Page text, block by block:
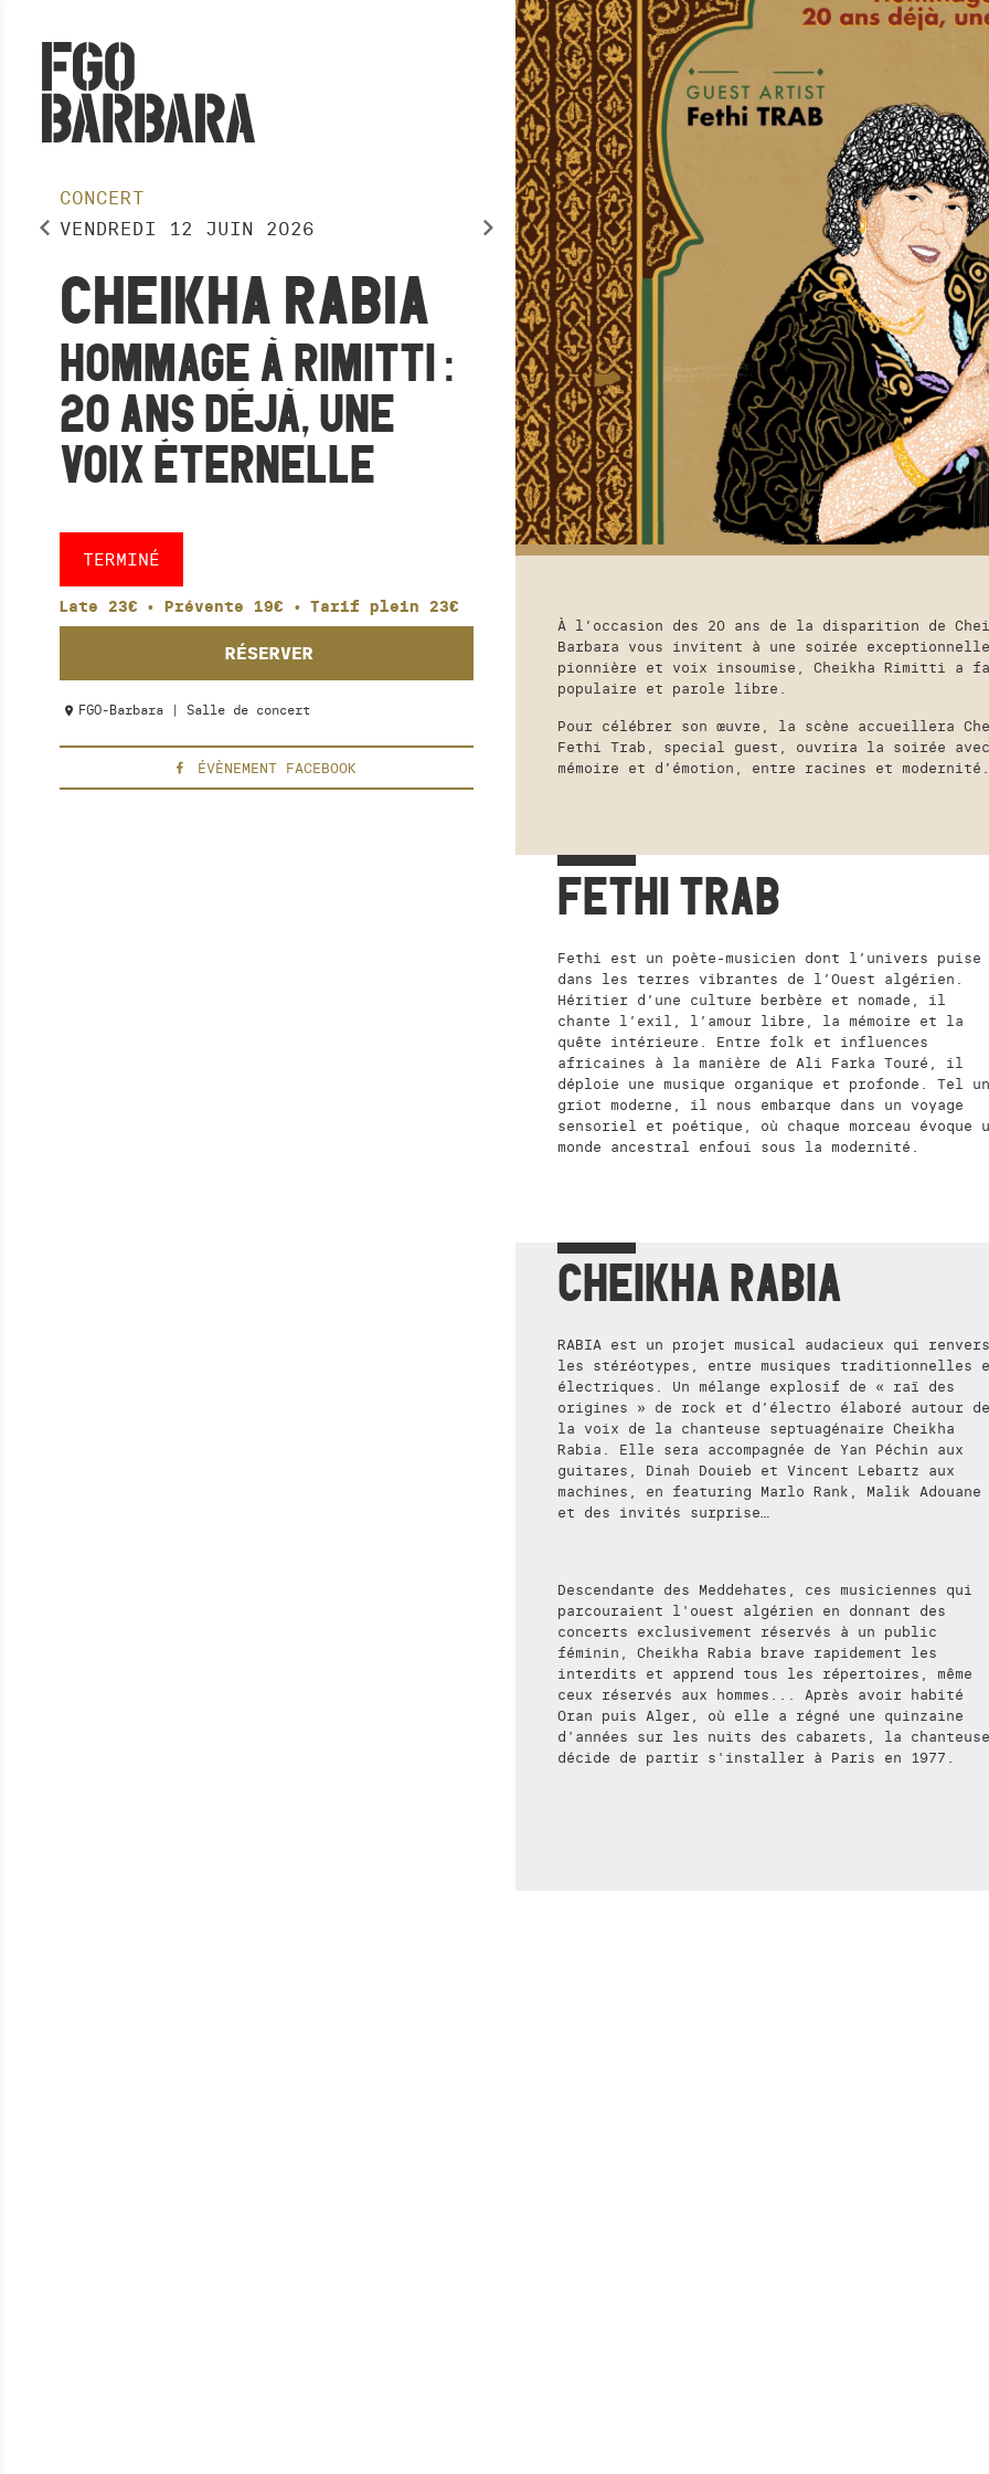
ALLER AU CONTENU PRINCIPAL
CONCERT
VENDREDI 12 JUIN 2026
CHEIKHA RABIA
HOMMAGE À RIMITTI :
20 ANS DÉJÀ, UNE
VOIX ÉTERNELLE
TERMINÉ
Late 23€ • Prévente 19€ • Tarif plein 23€
RÉSERVER
FGO-Barbara | Salle de concert
ÉVÈNEMENT FACEBOOK
À l’occasion des 20 ans de la disparition de
Barbara vous invitent à une soirée
pionnière et voix insoumise, Cheikha Rimitti a
populaire et parole libre.
Pour célébrer son œuvre, la scène accueillera
Fethi Trab, special guest, ouvrira la soirée
mémoire et d’émotion, entre racines et
FETHI TRAB
Fethi est un poète-musicien dont l’univers puise
dans les terres vibrantes de l’Ouest algérien.
Héritier d’une culture berbère et nomade, il
chante l’exil, l’amour libre, la mémoire et la
quête intérieure. Entre folk et influences
africaines à la manière de Ali Farka Touré, il
déploie une musique organique et profonde. Tel
griot moderne, il nous embarque dans un voyage
sensoriel et poétique, où chaque morceau évoque
monde ancestral enfoui sous la modernité.
CHEIKHA RABIA
RABIA est un projet musical audacieux qui
les stéréotypes, entre musiques traditionnelles
électriques. Un mélange explosif de « raï des
origines » de rock et d’électro élaboré autour
la voix de la chanteuse septuagénaire Cheikha
Rabia. Elle sera accompagnée de Yan Péchin aux
guitares, Dinah Douieb et Vincent Lebartz aux
machines, en featuring Marlo Rank, Malik Adouane
et des invités surprise…
Descendante des Meddehates, ces musiciennes qui
parcouraient l'ouest algérien en donnant des
concerts exclusivement réservés à un public
féminin, Cheikha Rabia brave rapidement les
interdits et apprend tous les répertoires, même
ceux réservés aux hommes... Après avoir habité
Oran puis Alger, où elle a régné une quinzaine
d'années sur les nuits des cabarets, la
décide de partir s'installer à Paris en 1977.